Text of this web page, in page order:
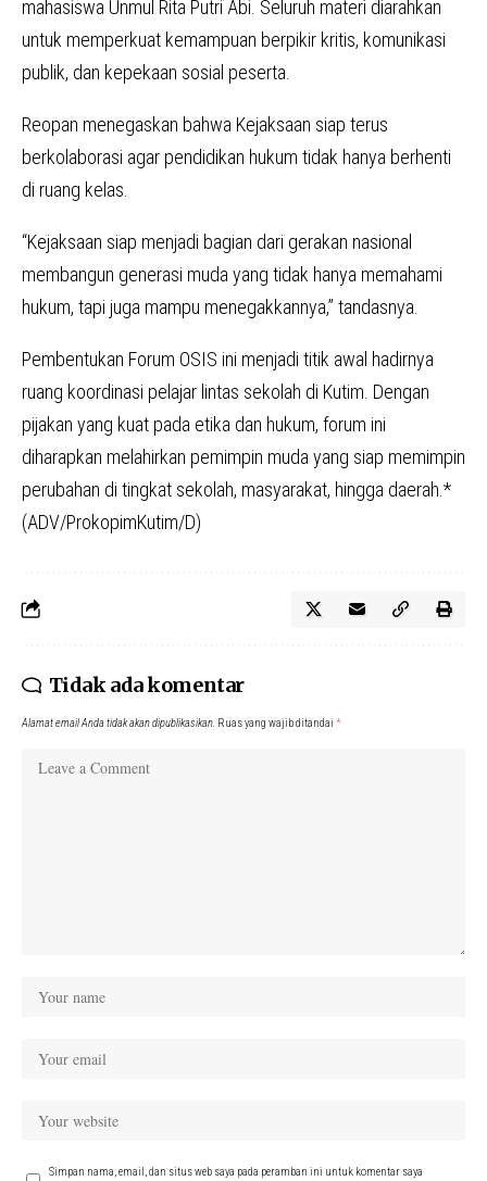
mahasiswa Unmul Rita Putri Abi. Seluruh materi diarahkan
untuk memperkuat kemampuan berpikir kritis, komunikasi
publik, dan kepekaan sosial peserta.
Reopan menegaskan bahwa Kejaksaan siap terus
berkolaborasi agar pendidikan hukum tidak hanya berhenti
di ruang kelas.
“Kejaksaan siap menjadi bagian dari gerakan nasional
membangun generasi muda yang tidak hanya memahami
hukum, tapi juga mampu menegakkannya,” tandasnya.
Pembentukan Forum OSIS ini menjadi titik awal hadirnya
ruang koordinasi pelajar lintas sekolah di Kutim. Dengan
pijakan yang kuat pada etika dan hukum, forum ini
diharapkan melahirkan pemimpin muda yang siap memimpin
perubahan di tingkat sekolah, masyarakat, hingga daerah.*
(ADV/ProkopimKutim/D)
Tidak ada komentar
Alamat email Anda tidak akan dipublikasikan. Ruas yang wajib ditandai *
Simpan nama, email, dan situs web saya pada peramban ini untuk komentar saya